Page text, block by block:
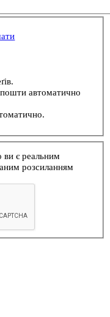
пошти автоматично
є реальним
розсиланням